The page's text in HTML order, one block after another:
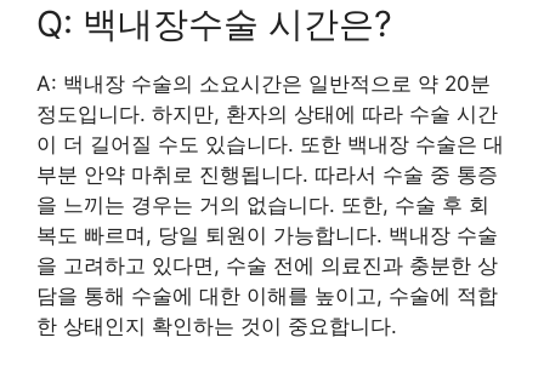
Q: 백내장수술 시간은?
A: 백내장 수술의 소요시간은 일반적으로 약 20분
정도입니다. 하지만, 환자의 상태에 따라 수술 시간
이 더 길어질 수도 있습니다. 또한 백내장 수술은 대
부분 안약 마취로 진행됩니다. 따라서 수술 중 통증
을 느끼는 경우는 거의 없습니다. 또한, 수술 후 회
복도 빠르며, 당일 퇴원이 가능합니다. 백내장 수술
을 고려하고 있다면, 수술 전에 의료진과 충분한 상
담을 통해 수술에 대한 이해를 높이고, 수술에 적합
한 상태인지 확인하는 것이 중요합니다.